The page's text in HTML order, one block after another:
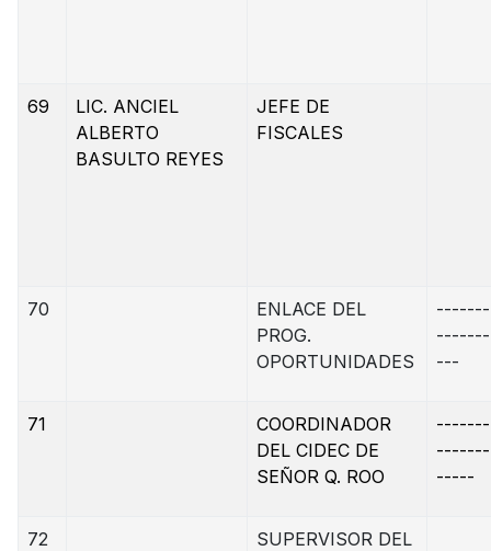
69
LIC. ANCIEL
ALBERTO
BASULTO REYES
JEFE DE
FISCALES
70
ENLACE DEL
PROG.
OPORTUNIDADES
-------
-------
---
71
COORDINADOR
DEL CIDEC DE
SEÑOR Q. ROO
-------
-------
-----
72
SUPERVISOR DEL